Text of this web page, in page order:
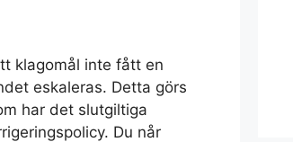
klagomål inte fått en
eskaleras. Detta görs
har det slutgiltiga
Du når